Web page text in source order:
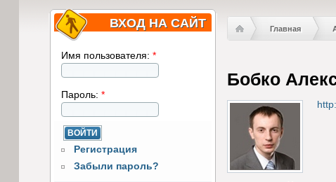
ВХОД НА САЙТ
Имя пользователя: *
Пароль: *
Регистрация
Забыли пароль?
Главная
Бобко